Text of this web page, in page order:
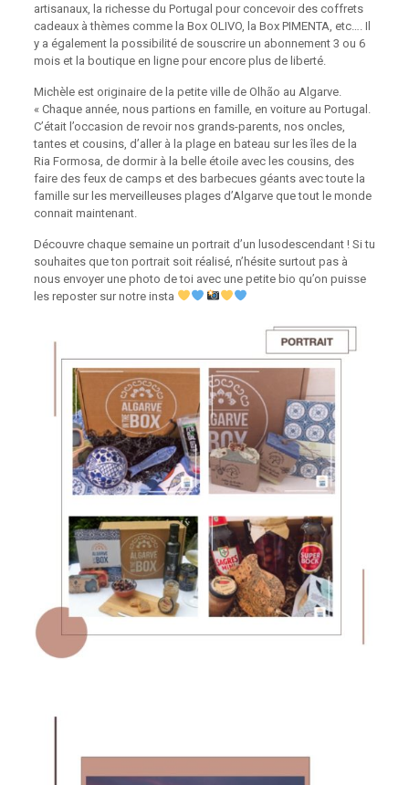
artisanaux, la richesse du Portugal pour concevoir des coffrets
cadeaux à thèmes comme la Box OLIVO, la Box PIMENTA, etc…. Il
y a également la possibilité de souscrire un abonnement 3 ou 6
mois et la boutique en ligne pour encore plus de liberté.
Michèle est originaire de la petite ville de Olhão au Algarve.
« Chaque année, nous partions en famille, en voiture au Portugal.
C’était l’occasion de revoir nos grands-parents, nos oncles,
tantes et cousins, d’aller à la plage en bateau sur les îles de la
Ria Formosa, de dormir à la belle étoile avec les cousins, des
faire des feux de camps et des barbecues géants avec toute la
famille sur les merveilleuses plages d’Algarve que tout le monde
connait maintenant.
Découvre chaque semaine un portrait d’un lusodescendant ! Si tu
souhaites que ton portrait soit réalisé, n’hésite surtout pas à
nous envoyer une photo de toi avec une petite bio qu’on puisse
les reposter sur notre insta